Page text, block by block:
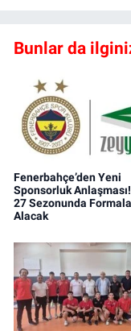
Bunlar da
Fenerbahçe’den Yeni
Sponsorluk
27 Sezonunda
Alacak